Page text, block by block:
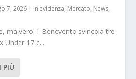
7, 2026 | In evidenza, Mercato, News,
ma vero! Il Benevento svincola tre
Under 17 e...
PIÙ